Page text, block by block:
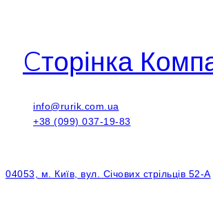
Cторінка
info@rurik.com.ua
+38 (099) 037-19-83
04053, м. Київ, вул. Січових стрільців 52-А